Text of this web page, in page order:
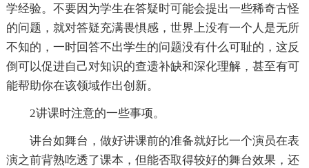
学经验。不要因为学生在答疑时可能会提出一些稀奇古怪
的问题，就对答疑充满畏惧感，世界上没有一个人是无所
不知的，一时回答不出学生的问题没有什么可耻的，这反
倒可以促进自己对知识的查遗补缺和深化理解，甚至有可
能帮助你在该领域作出创新。
2讲课时注意的一些事项。
讲台如舞台，做好讲课前的准备就好比一个演员在表
演之前背熟吃透了课本，但能否取得较好的舞台效果，还